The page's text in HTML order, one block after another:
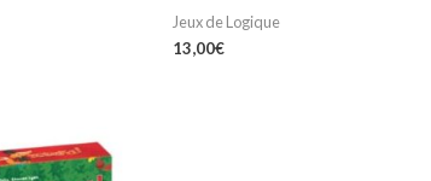
Jeux de Logique
13,00€